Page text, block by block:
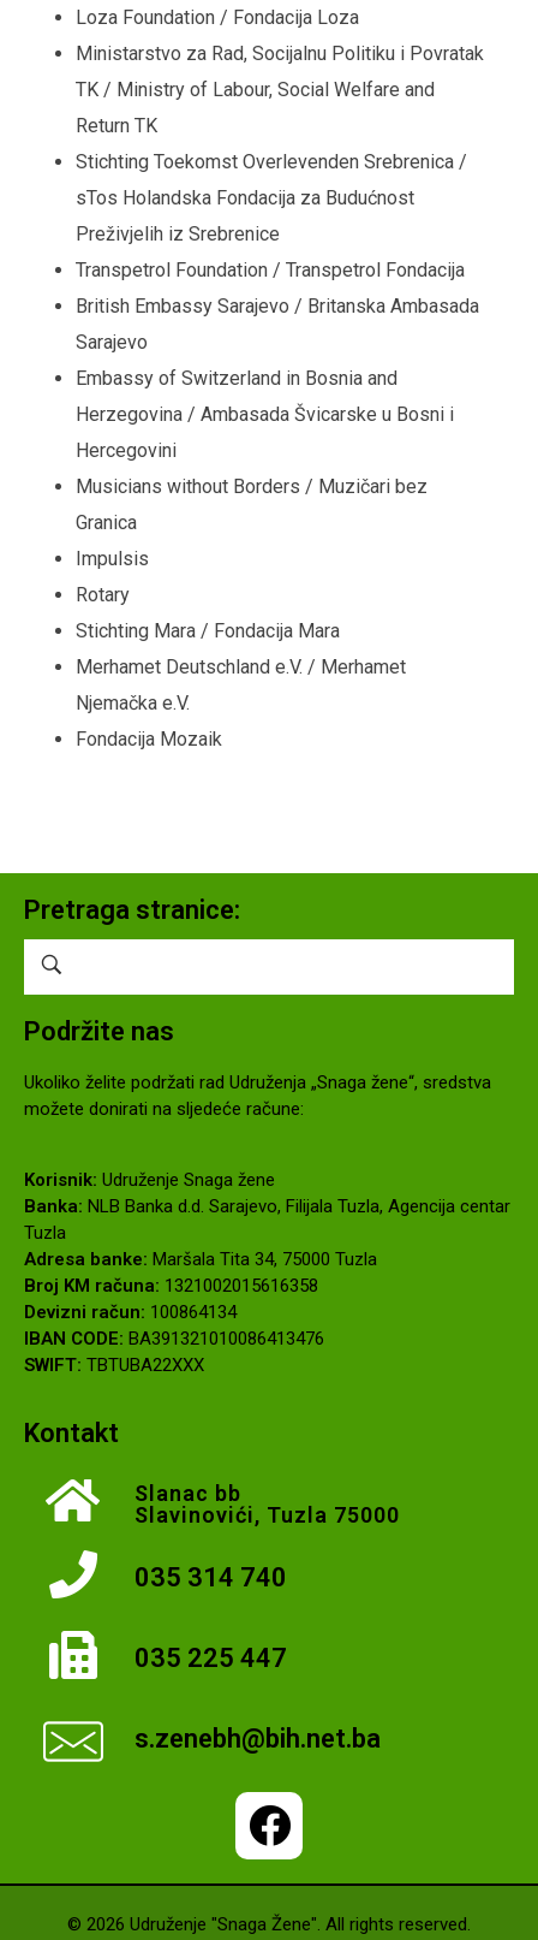
Loza Foundation / Fondacija Loza
Ministarstvo za Rad, Socijalnu Politiku i Povratak
TK / Ministry of Labour, Social Welfare and
Return TK
Stichting Toekomst Overlevenden Srebrenica /
sTos Holandska Fondacija za Budućnost
Preživjelih iz Srebrenice
Transpetrol Foundation / Transpetrol Fondacija
British Embassy Sarajevo / Britanska Ambasada
Sarajevo
Embassy of Switzerland in Bosnia and
Herzegovina / Ambasada Švicarske u Bosni i
Hercegovini
Musicians without Borders / Muzičari bez
Granica
Impulsis
Rotary
Stichting Mara / Fondacija Mara
Merhamet Deutschland e.V. / Merhamet
Njemačka e.V.
Fondacija Mozaik
Pretraga stranice:
Podržite nas
Ukoliko želite podržati rad Udruženja „Snaga žene“, sredstva
možete donirati na sljedeće račune:
Korisnik: Udruženje Snaga žene
Banka: NLB Banka d.d. Sarajevo, Filijala Tuzla, Agencija centar
Tuzla
Adresa banke: Maršala Tita 34, 75000 Tuzla
Broj KM računa: 1321002015616358
Devizni račun: 100864134
IBAN CODE: BA391321010086413476
SWIFT: TBTUBA22XXX
Kontakt
Slanac bb
Slavinovići, Tuzla 75000
035 314 740
035 225 447
s.zenebh@bih.net.ba
© 2026 Udruženje "Snaga Žene". All rights reserved.